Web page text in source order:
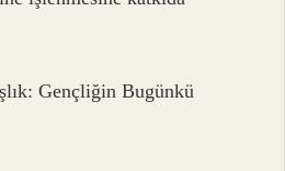
Gençliğin Bugünkü